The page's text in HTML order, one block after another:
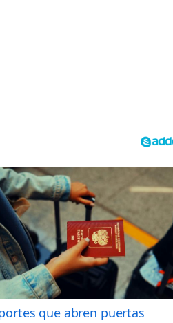
que abren puertas